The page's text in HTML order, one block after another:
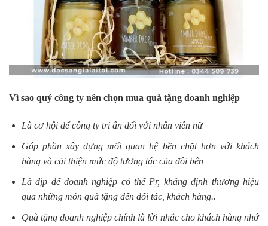
Vì sao quý công ty nên chọn mua quà tặng doanh nghiệp
Là cơ hội để công ty tri ân đối với nhân viên nữ
Góp phần xây dựng mối quan hệ bền chặt hơn với khách
hàng và cải thiện mức độ tương tác của đôi bên
Là dịp để doanh nghiệp có thể Pr, khẳng định thương hiệu
qua những món quà tặng đến đối tác, khách hàng..
Quà tặng doanh nghiệp chính là lời nhắc cho khách hàng nhớ